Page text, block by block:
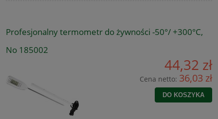
Profesjonalny termometr do żywności -50°/ +300°C,
No 185002
44,32 zł
Cena netto: 36,03 zł
DO KOSZYKA